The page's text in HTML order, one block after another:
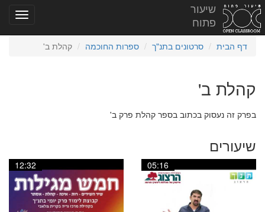
שיעור
פתוח
דף הבית סרטונים בתנ"ך ספרות החוכמה קהלת ב'
קהלת ב'
בפרק זה נעסוק בכתוב בספר קהלת פרק ב'
שיעורים
05:16
12:32